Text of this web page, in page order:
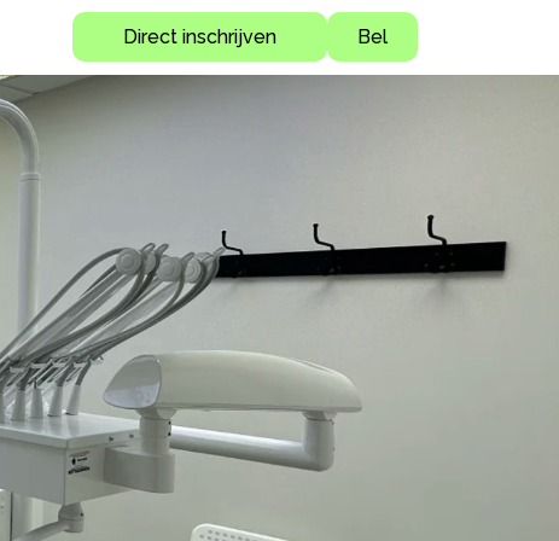
Direct inschrijven Bel